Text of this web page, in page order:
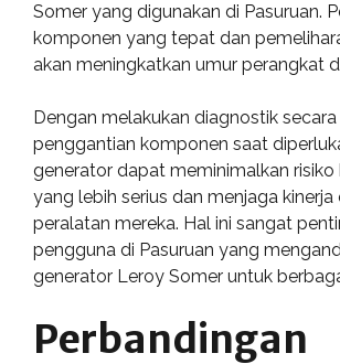
Somer yang digunakan di Pasuruan.
komponen yang tepat dan
akan meningkatkan umur perangkat
Dengan melakukan diagnostik
penggantian komponen saat
generator dapat meminimalkan risiko
yang lebih serius dan menjaga
peralatan mereka. Hal ini sangat
pengguna di Pasuruan yang
generator Leroy Somer untuk
Perbandingan